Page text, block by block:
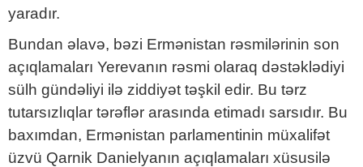
yaradır.
Bundan əlavə, bəzi Ermənistan rəsmilərinin son
açıqlamaları Yerevanın rəsmi olaraq dəstəklədiyi
sülh gündəliyi ilə ziddiyət təşkil edir. Bu tərz
tutarsızlıqlar tərəflər arasında etimadı sarsıdır. Bu
baxımdan, Ermənistan parlamentinin müxalifət
üzvü Qarnik Danielyanın açıqlamaları xüsusilə